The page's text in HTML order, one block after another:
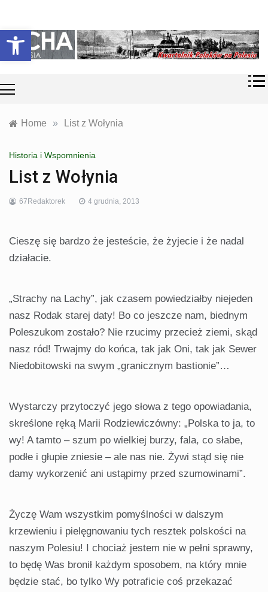
Otwórz pasek narzędzi
content
Echa
Polesia
współczesność
Polaków na
Polesiu.
Home » List z Wołynia
Historia i Wspomnienia
List z Wołynia
67Redaktorek 4 grudnia, 2013
Cieszę się bardzo że jesteście, że żyjecie i że nadal
działacie.
„Strachy na Lachy”, jak czasem powiedziałby niejeden
nasz Rodak starej daty! Bo co jeszcze nam, biednym
Poleszukom zostało? Nie rzucimy przecież ziemi, skąd
nasz ród! Trwajmy do końca, tak jak Oni, tak jak Sewer
Niedobitowski na swym „granicznym bastionie”…
Wystarczy przytoczyć jego słowa z tego opowiadania,
skreślone ręką Marii Rodziewiczówny: „Polska to ja, to
wy! A tamto – szum po wielkiej burzy, fala, co słabe,
podłe i głupie zniesie – ale nas nie. Żywi stąd się nie
damy wykorzenić ani ustąpimy przed szumowinami”.
Życzę Wam wszystkim pomyślności w dalszym
krzewieniu i pielęgnowaniu tych resztek polskości na
naszym Polesiu! I chociaż jestem nie w pełni sprawny,
to będę Was bronił każdym sposobem, na który mnie
będzie stać, bo tylko Wy potraficie coś przekazać